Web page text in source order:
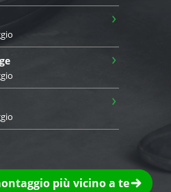
›
›
›
più vicino a te